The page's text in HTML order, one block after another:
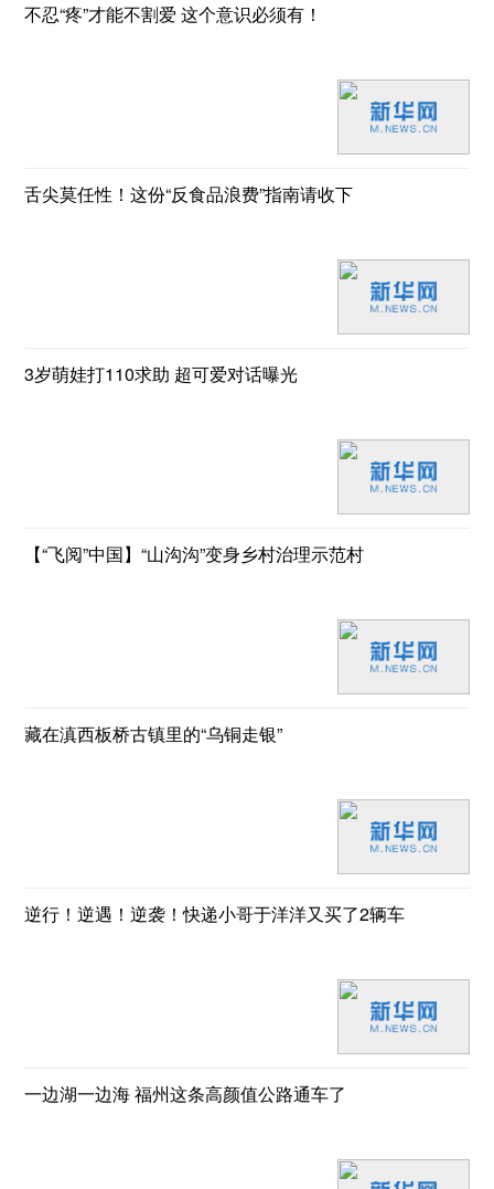
不忍“疼”才能不割爱 这个意识必须有！
舌尖莫任性！这份“反食品浪费”指南请收下
3岁萌娃打110求助 超可爱对话曝光
【“飞阅”中国】“山沟沟”变身乡村治理示范村
藏在滇西板桥古镇里的“乌铜走银”
逆行！逆遇！逆袭！快递小哥于洋洋又买了2辆车
一边湖一边海 福州这条高颜值公路通车了